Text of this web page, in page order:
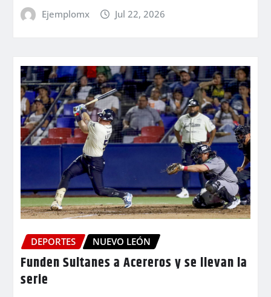
Ejemplomx Jul 22, 2026
DEPORTES NUEVO LEÓN
Funden Sultanes a Acereros y se llevan la
serie